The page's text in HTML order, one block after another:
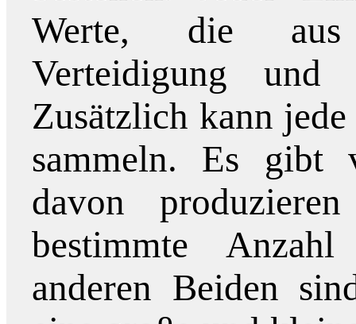
Werte, die aus
Verteidigung und
Zusätzlich kann
sammeln. Es gibt
davon
bestimmte
anderen Beiden